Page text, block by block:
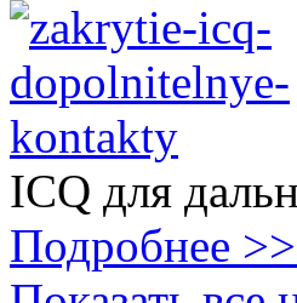
ICQ для
Подробнее